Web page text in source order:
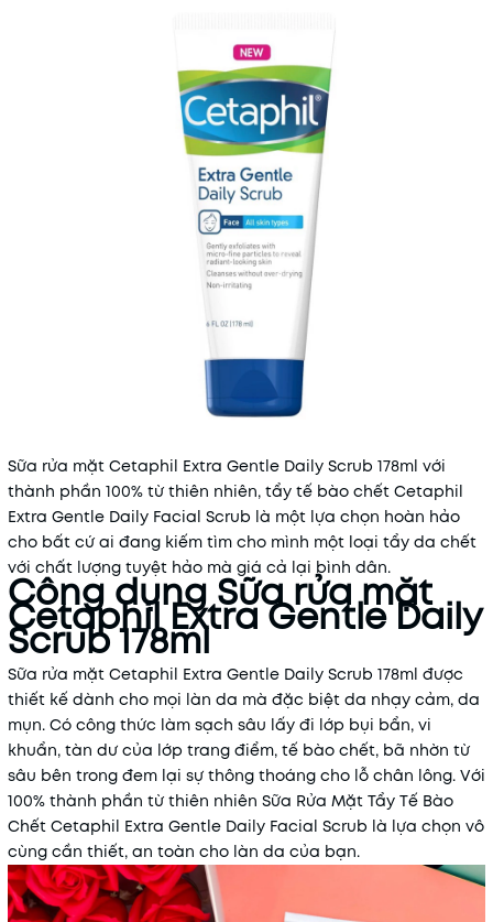
Sữa rửa mặt Cetaphil Extra Gentle Daily Scrub 178ml với
thành phần 100% từ thiên nhiên, tẩy tế bào chết Cetaphil
Extra Gentle Daily Facial Scrub là một lựa chọn hoàn hảo
cho bất cứ ai đang kiếm tìm cho mình một loại tẩy da chết
với chất lượng tuyệt hảo mà giá cả lại bình dân.
Công dụng Sữa rửa mặt
Cetaphil Extra Gentle Daily
Scrub 178ml
Sữa rửa mặt Cetaphil Extra Gentle Daily Scrub 178ml được
thiết kế dành cho mọi làn da mà đặc biệt da nhạy cảm, da
mụn. Có công thức làm sạch sâu lấy đi lớp bụi bẩn, vi
khuẩn, tàn dư của lớp trang điểm, tế bào chết, bã nhờn từ
sâu bên trong đem lại sự thông thoáng cho lỗ chân lông. Với
100% thành phần từ thiên nhiên Sữa Rửa Mặt Tẩy Tế Bào
Chết Cetaphil Extra Gentle Daily Facial Scrub là lựa chọn vô
cùng cần thiết, an toàn cho làn da của bạn.